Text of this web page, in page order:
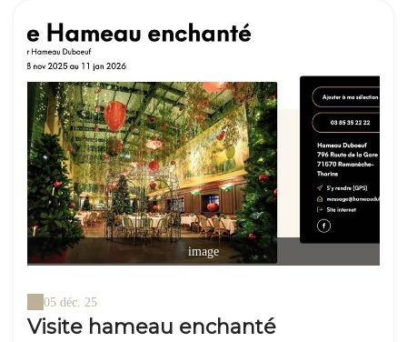
image
05 déc. 25
Visite hameau enchanté